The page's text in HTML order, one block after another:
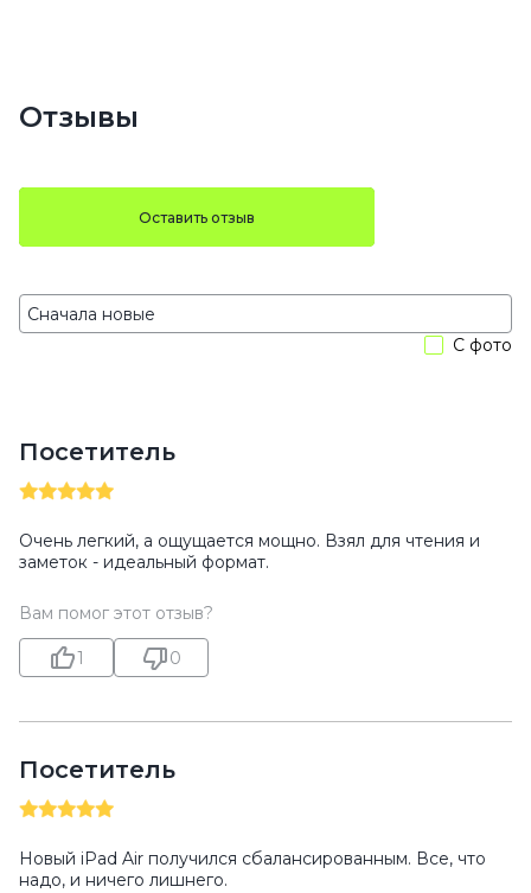
Отзывы
Оставить отзыв
С фото
Посетитель
Очень легкий, а ощущается мощно. Взял для чтения и
заметок - идеальный формат.
Вам помог этот отзыв?
1 0
Посетитель
Новый iPad Air получился сбалансированным. Все, что
надо, и ничего лишнего.